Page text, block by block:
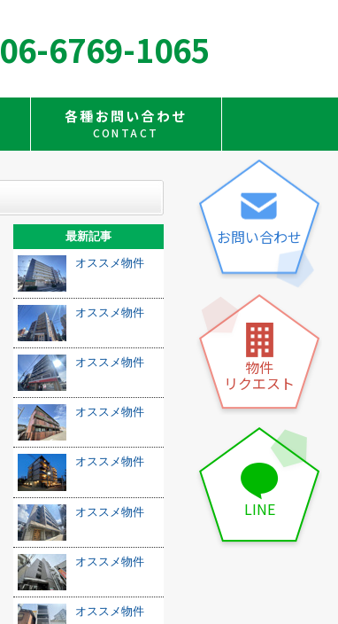
06-6769-1065
各種お問い合わせ
CONTACT
最新記事
オススメ物件
オススメ物件
オススメ物件
オススメ物件
オススメ物件
オススメ物件
オススメ物件
オススメ物件
お問い合わせ
物件
リクエスト
LINE